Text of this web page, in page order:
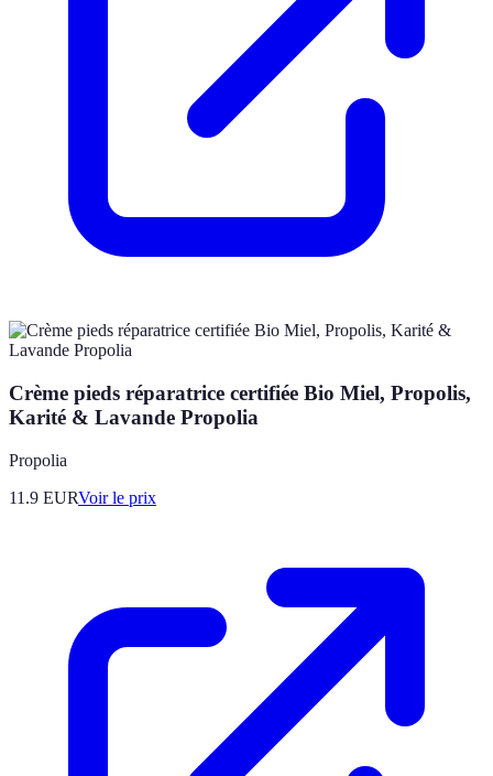
Crème pieds réparatrice certifiée Bio Miel, Propolis,
Karité & Lavande Propolia
Propolia
11.9 EURVoir le prix